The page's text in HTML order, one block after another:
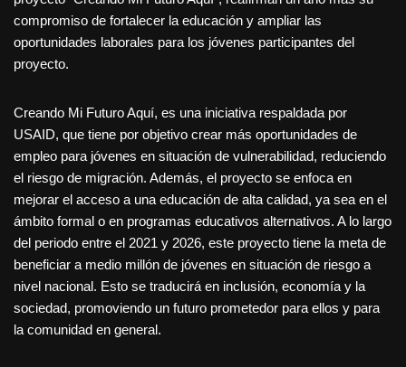
compromiso de fortalecer la educación y ampliar las
oportunidades laborales para los jóvenes participantes del
proyecto.
Creando Mi Futuro Aquí, es una iniciativa respaldada por
USAID, que tiene por objetivo crear más oportunidades de
empleo para jóvenes en situación de vulnerabilidad, reduciendo
el riesgo de migración. Además, el proyecto se enfoca en
mejorar el acceso a una educación de alta calidad, ya sea en el
ámbito formal o en programas educativos alternativos. A lo largo
del periodo entre el 2021 y 2026, este proyecto tiene la meta de
beneficiar a medio millón de jóvenes en situación de riesgo a
nivel nacional. Esto se traducirá en inclusión, economía y la
sociedad, promoviendo un futuro prometedor para ellos y para
la comunidad en general.